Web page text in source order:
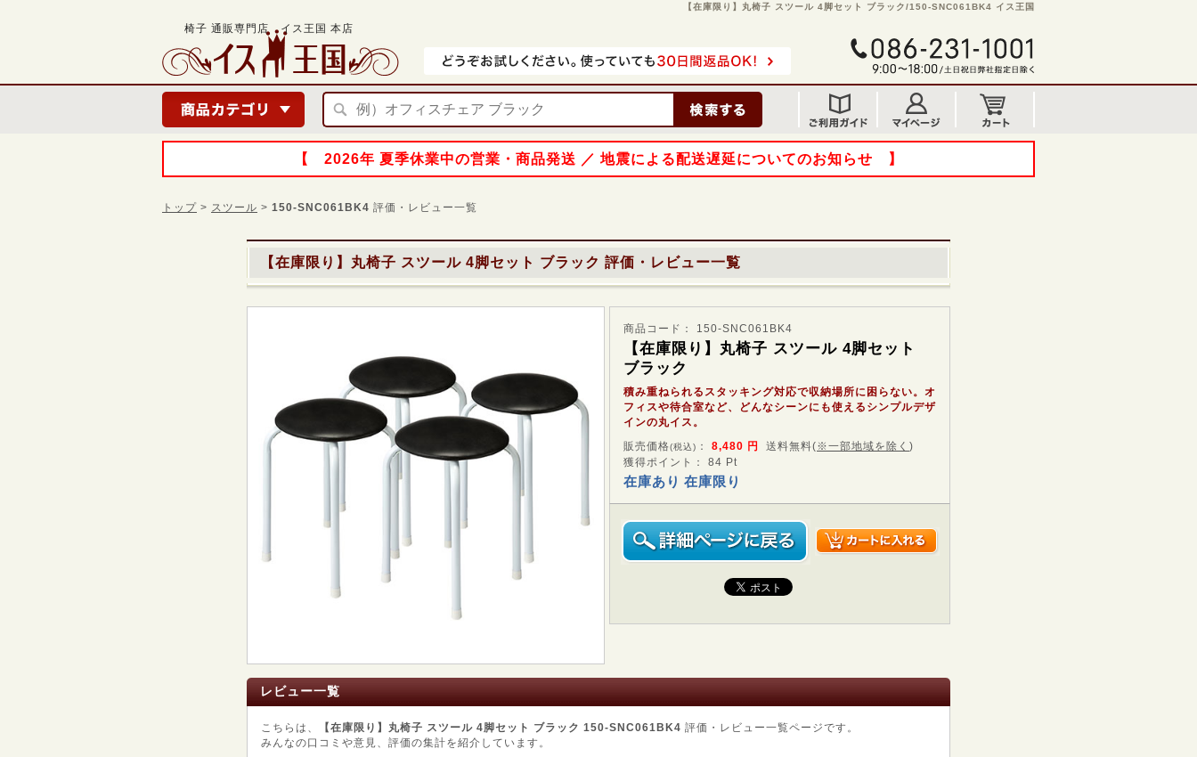
【在庫限り】丸椅子 スツール 4脚セット ブラック/150-SNC061BK4 イス王国
椅子 通販専門店 イス王国 本店
【 2026年 夏季休業中の営業・商品発送 ／ 地震による配送遅延についてのお知らせ 】
トップ > スツール > 150-SNC061BK4 評価・レビュー一覧
【在庫限り】丸椅子 スツール 4脚セット ブラック 評価・レビュー一覧
商品コード： 150-SNC061BK4
【在庫限り】丸椅子 スツール 4脚セット
ブラック
積み重ねられるスタッキング対応で収納場所に困らない。オ
フィスや待合室など、どんなシーンにも使えるシンプルデザ
インの丸イス。
販売価格(税込) ： 8,480 円 送料無料(※一部地域を除く )
獲得ポイント： 84 Pt
在庫あり 在庫限り
レビュー一覧
こちらは、 【在庫限り】丸椅子 スツール 4脚セット ブラック 150-SNC061BK4 評価・レビュー一覧ページです。
みんなの口コミや意見、評価の集計を紹介しています。